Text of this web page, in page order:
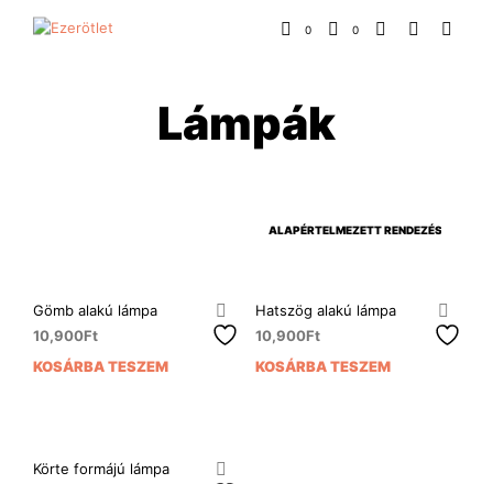
0 0
Lámpák
Gömb alakú lámpa
10,900Ft
KOSÁRBA TESZEM
Hatszög alakú lámpa
10,900Ft
KOSÁRBA TESZEM
Körte formájú lámpa